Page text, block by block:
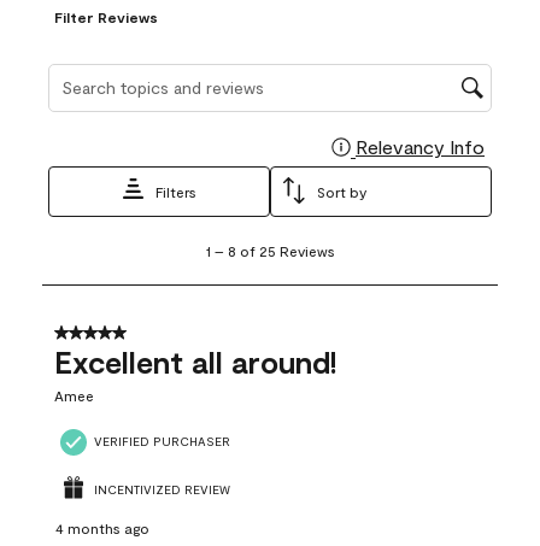
Filter Reviews
Relevancy Info
Filters Sort by
8
25
Reviews
1 – 8 of 25 Reviews
5 out of 5 stars.
Excellent all around!
Amee
VERIFIED PURCHASER
INCENTIVIZED REVIEW
4 months ago